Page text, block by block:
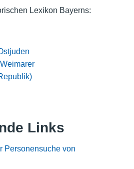
Lexikon Bayerns:
Links
Personensuche von